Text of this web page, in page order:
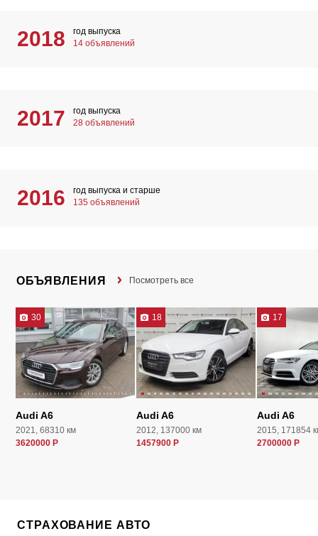
2018
год выпуска
14 объявлений
2017
год выпуска
28 объявлений
2016
год выпуска и старше
135 объявлений
ОБЪЯВЛЕНИЯ Посмотреть все
30
Audi A6
2021, 68310 км
3620000 Р
18
Audi A6
2012, 137000 км
1457900 Р
17
Audi A6
2015, 171854
2700000 Р
СТРАХОВАНИЕ АВТО